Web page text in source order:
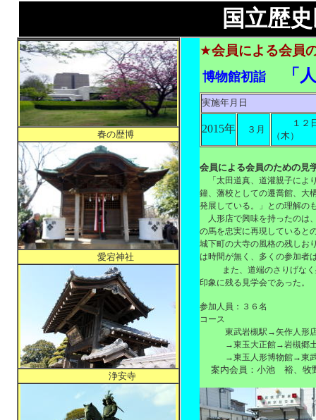
国立歴史民俗博
春の歴博
愛宕神社
浄安寺
★会員による会員
博物館初詣「人
実施年月日
2015年 ３月
１２
（木）
会員による会員のための見
「太田道真、道灌親子に
鐘、藩校としての遷喬館、大
発展している。」との理解の
人形店で興味を持ったのは
の馬を忠実に再現していると
城下町の大寺の風格の残しお
は時間が無く、多くの参加者
また、道端のさりげな
印象に残る見学会であった。
参加人員：３６名
コース
東武岩槻駅→矢作人形店
→東玉大正館→岩槻郷
→東玉人形博物館→東
案内会員：小池 裕、